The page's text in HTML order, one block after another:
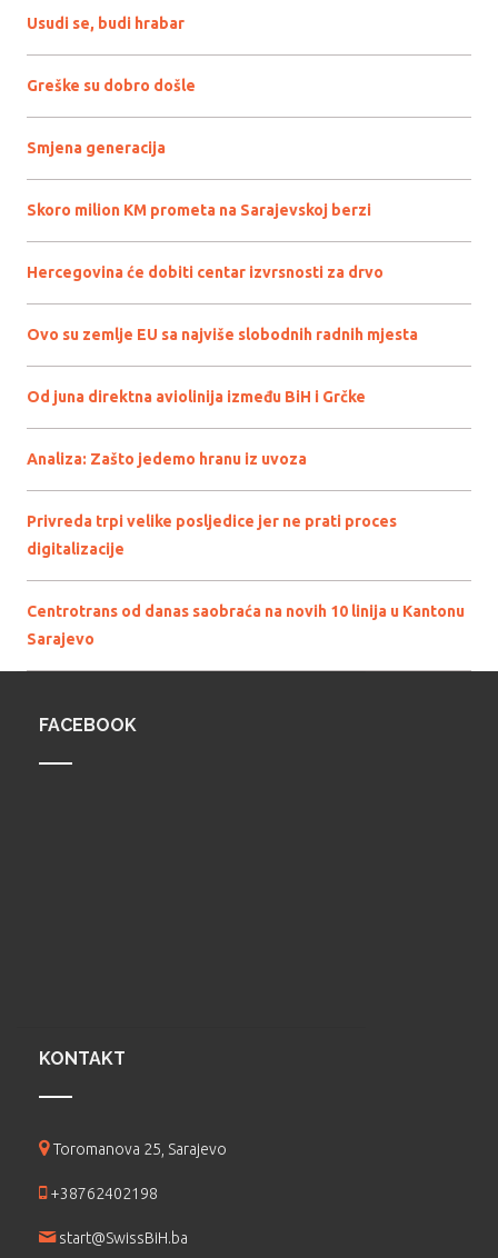
Usudi se, budi hrabar
Greške su dobro došle
Smjena generacija
Skoro milion KM prometa na Sarajevskoj berzi
Hercegovina će dobiti centar izvrsnosti za drvo
Ovo su zemlje EU sa najviše slobodnih radnih mjesta
Od juna direktna aviolinija između BiH i Grčke
Analiza: Zašto jedemo hranu iz uvoza
Privreda trpi velike posljedice jer ne prati proces
digitalizacije
Centrotrans od danas saobraća na novih 10 linija u Kantonu
Sarajevo
FACEBOOK
KONTAKT
Toromanova 25, Sarajevo
+38762402198
start@SwissBiH.ba